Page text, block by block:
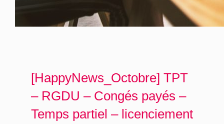
[HappyNews_Octobre] TPT
– RGDU – Congés payés –
Temps partiel – licenciement